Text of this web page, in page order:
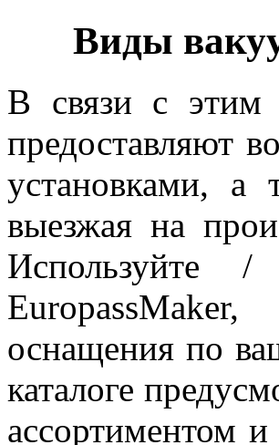
Виды
В связи с этим
предоставляют
установками, а
выезжая на
Используйте
оснащения по
каталоге
ассортиментом